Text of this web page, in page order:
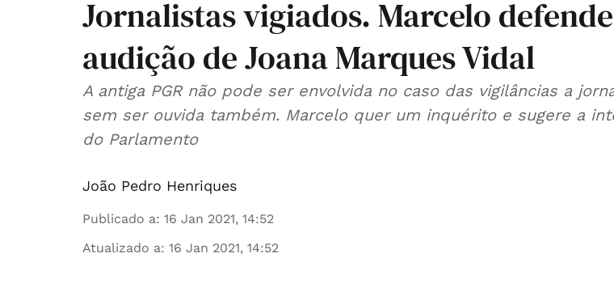
Jornalistas vigiados. Marcelo defende
audição de Joana Marques Vidal
A antiga PGR não pode ser envolvida no caso das vigilâncias a
sem ser ouvida também. Marcelo quer um inquérito e sugere a
do Parlamento
João Pedro Henriques
Publicado a: 16 Jan 2021, 14:52
Atualizado a: 16 Jan 2021, 14:52